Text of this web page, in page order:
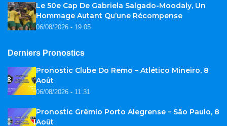
Le 50e Cap De Gabriela Salgado-Moodaly, Un
Hommage Autant Qu’une Récompense
06/08/2026 - 19:05
Derniers Pronostics
Pronostic Clube Do Remo – Atlético Mineiro, 8
Août
06/08/2026 - 11:31
Pronostic Grêmio Porto Alegrense – São Paulo, 8
Août